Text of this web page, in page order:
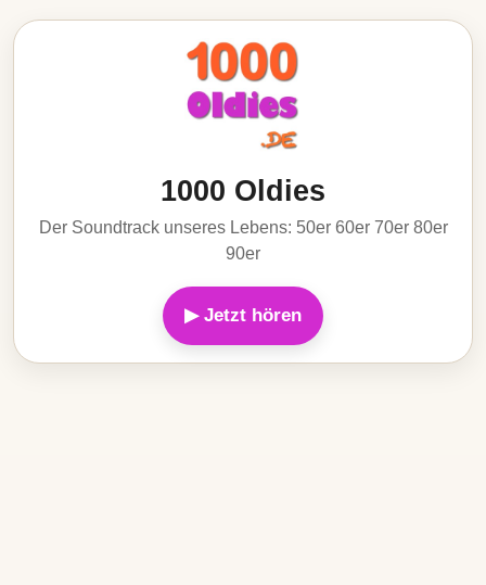
1000 Oldies
Der Soundtrack unseres Lebens: 50er 60er 70er 80er
90er
▶ Jetzt hören